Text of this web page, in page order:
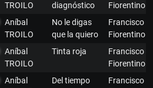
TROILO
diagnóstico
Fiorentino
Aníbal
TROILO
No le digas
que la quiero
Francisco
Fiorentino
Aníbal
TROILO
Tinta roja
Francisco
Fiorentino
Aníbal
Del tiempo
Francisco